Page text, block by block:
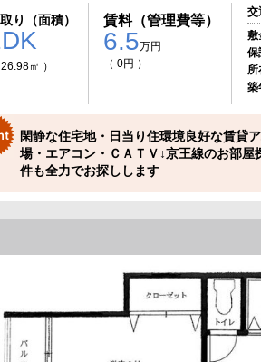
り（面積）
26.98㎡ ）
賃料（管理費等）
6.5万円
（ 0円 ）
交
敷
保
所
築
閑静な住宅地・日当り住環境良好な賃貸
場・エアコン・ＣＡＴＶ↓京王線のお部
件も全力でお探しします